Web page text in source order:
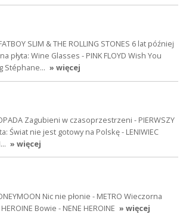
SLIM & THE ROLLING STONES 6 lat później
płyta: Wine Glasses - PINK FLOYD Wish You
Stéphane… » więcej
Zagubieni w czasoprzestrzeni - PIERWSZY
Świat nie jest gotowy na Polskę - LENIWIEC
» więcej
Nic nie płonie - METRO Wieczorna
Bowie - NENE HEROINE » więcej